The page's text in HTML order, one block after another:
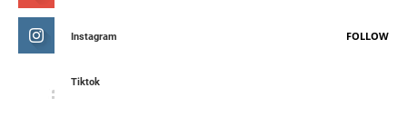
Instagram FOLLOW
Tiktok